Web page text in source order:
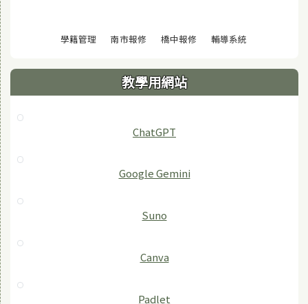
學籍管理(另開視窗)
南市報修(另開視窗)
橋中報修(另開視窗)
輔導系統(另開視窗)
教學用網站
ChatGPT
‎Google Gemini
Suno
Canva
Padlet